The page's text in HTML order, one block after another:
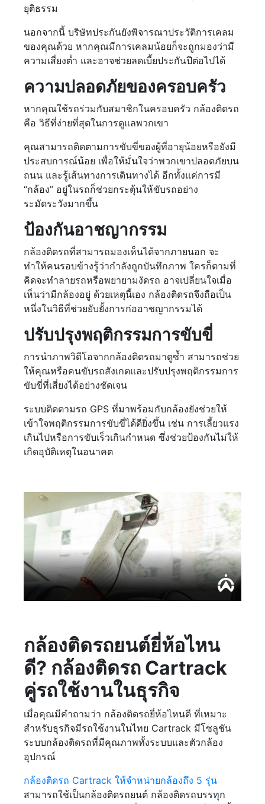
ยุติธรรม
นอกจากนี้ บริษัทประกันยังพิจารณาประวัติการเคลม
ของคุณด้วย หากคุณมีการเคลมน้อยก็จะถูกมองว่ามี
ความเสี่ยงต่ำ และอาจช่วยลดเบี้ยประกันปีต่อไปได้
ความปลอดภัยของครอบครัว
หากคุณใช้รถร่วมกับสมาชิกในครอบครัว กล้องติดรถ
คือ วิธีที่ง่ายที่สุดในการดูแลพวกเขา
คุณสามารถติดตามการขับขี่ของผู้ที่อายุน้อยหรือยังมี
ประสบการณ์น้อย เพื่อให้มั่นใจว่าพวกเขาปลอดภัยบน
ถนน และรู้เส้นทางการเดินทางได้ อีกทั้งแค่การมี
“กล้อง” อยู่ในรถก็ช่วยกระตุ้นให้ขับรถอย่าง
ระมัดระวังมากขึ้น
ป้องกันอาชญากรรม
กล้องติดรถที่สามารถมองเห็นได้จากภายนอก จะ
ทำให้คนรอบข้างรู้ว่ากำลังถูกบันทึกภาพ ใครก็ตามที่
คิดจะทำลายรถหรือพยายามงัดรถ อาจเปลี่ยนใจเมื่อ
เห็นว่ามีกล้องอยู่ ด้วยเหตุนี้เอง กล้องติดรถจึงถือเป็น
หนึ่งในวิธีที่ช่วยยับยั้งการก่ออาชญากรรมได้
ปรับปรุงพฤติกรรมการขับขี่
การนำภาพวิดีโอจากกล้องติดรถมาดูซ้ำ สามารถช่วย
ให้คุณหรือคนขับรถสังเกตและปรับปรุงพฤติกรรมการ
ขับขี่ที่เสี่ยงได้อย่างชัดเจน
ระบบติดตามรถ GPS ที่มาพร้อมกับกล้องยังช่วยให้
เข้าใจพฤติกรรมการขับขี่ได้ดียิ่งขึ้น เช่น การเลี้ยวแรง
เกินไปหรือการขับเร็วเกินกำหนด ซึ่งช่วยป้องกันไม่ให้
เกิดอุบัติเหตุในอนาคต
กล้องติดรถยนต์ยี่ห้อไหน
ดี? กล้องติดรถ Cartrack
คู่รถใช้งานในธุรกิจ
เมื่อคุณมีคำถามว่า กล้องติดรถยี่ห้อไหนดี ที่เหมาะ
สำหรับธุรกิจมีรถใช้งานในไทย Cartrack มีโซลูชัน
ระบบกล้องติดรถที่มีคุณภาพทั้งระบบและตัวกล้อง
อุปกรณ์
กล้องติดรถ Cartrack ให้จำหน่ายกล้องถึง 5 รุ่น
สามารถใช้เป็นกล้องติดรถยนต์ กล้องติดรถบรรทุก